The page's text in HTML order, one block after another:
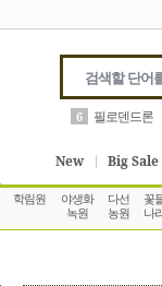
6 필로덴드론
New Big Sale
학림원
야생화
녹원
다선
농원
꽃
나